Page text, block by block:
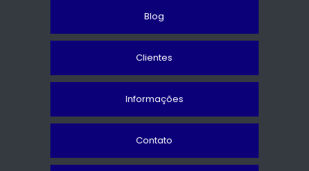
Blog
Clientes
Informações
Contato